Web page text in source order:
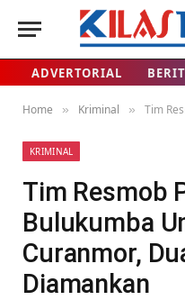
ADVERTORIAL
Home » Kriminal » Tim Resmob
KRIMINAL
Tim Resmob
Bulukumba
Curanmor,
Diamankan